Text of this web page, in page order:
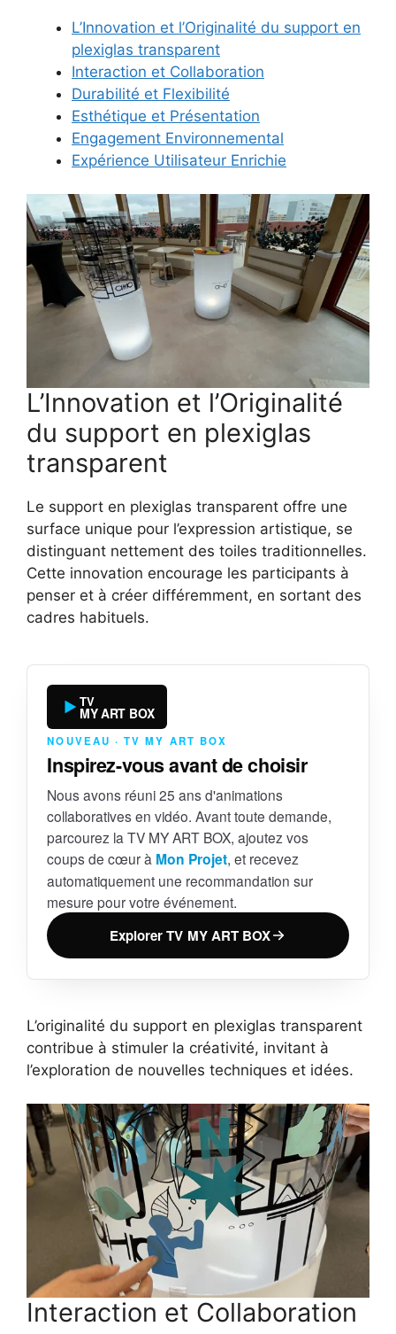
L’Innovation et l’Originalité du support en
plexiglas transparent
Interaction et Collaboration
Durabilité et Flexibilité
Esthétique et Présentation
Engagement Environnemental
Expérience Utilisateur Enrichie
L’Innovation et l’Originalité
du support en plexiglas
transparent
Le support en plexiglas transparent offre une
surface unique pour l’expression artistique, se
distinguant nettement des toiles traditionnelles.
Cette innovation encourage les participants à
penser et à créer différemment, en sortant des
cadres habituels.
TV
MY ART BOX
NOUVEAU · TV MY ART BOX
Inspirez-vous avant de choisir
Nous avons réuni 25 ans d'animations
collaboratives en vidéo. Avant toute demande,
parcourez la TV MY ART BOX, ajoutez vos
coups de cœur à Mon Projet, et recevez
automatiquement une recommandation sur
mesure pour votre événement.
Explorer TV MY ART BOX
L’originalité du support en plexiglas transparent
contribue à stimuler la créativité, invitant à
l’exploration de nouvelles techniques et idées.
Interaction et Collaboration